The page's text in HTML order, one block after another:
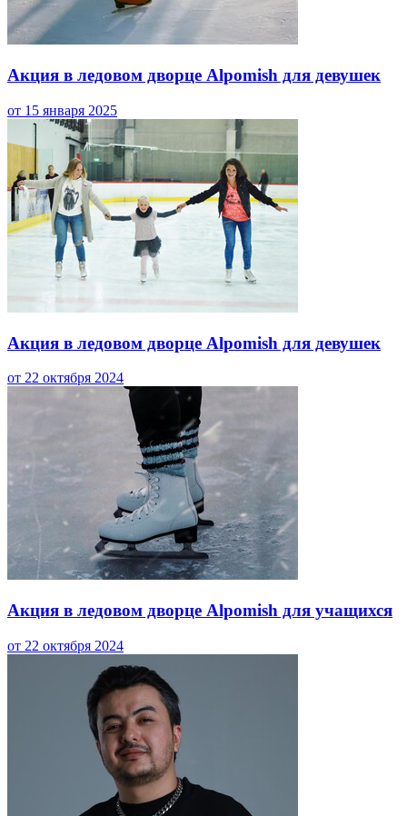
Акция в ледовом дворце Alpomish для девушек
от 15 января 2025
Акция в ледовом дворце Alpomish для девушек
от 22 октября 2024
Акция в ледовом дворце Alpomish для учащихся
от 22 октября 2024